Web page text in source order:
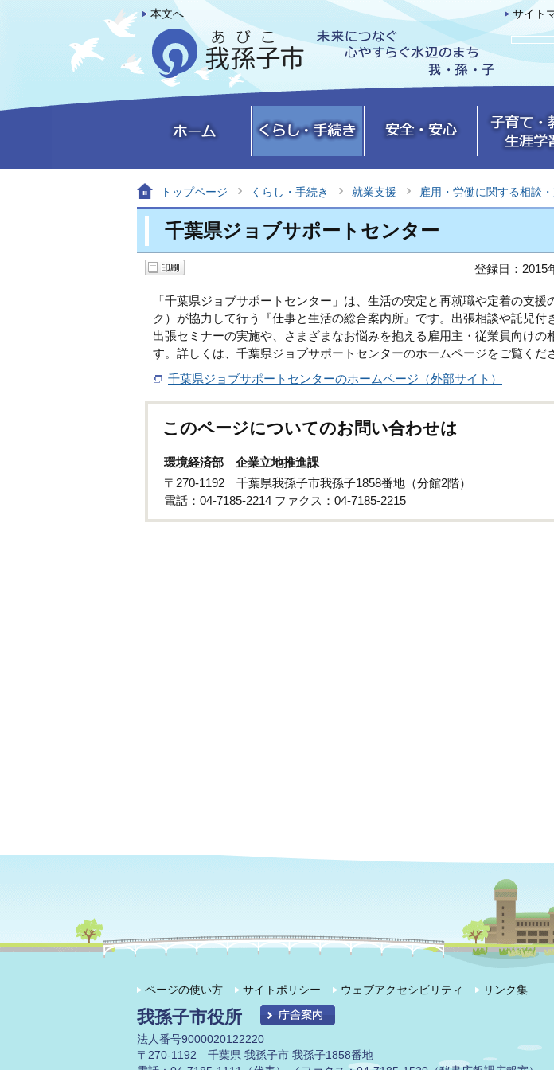
本文へ サイト
トップページ くらし・手続き 就業支援 雇用・労働に関する相談
千葉県ジョブサポートセンター
登録日：2015
「千葉県ジョブサポートセンター」は、生活の安定と再就職や定着の支
ク）が協力して行う『仕事と生活の総合案内所』です。出張相談や託児付
出張セミナーの実施や、さまざまなお悩みを抱える雇用主・従業員向けの
す。詳しくは、千葉県ジョブサポートセンターのホームページをご覧くだ
千葉県ジョブサポートセンターのホームページ（外部サイト）
このページについてのお問い合わせは
環境経済部 企業立地推進課
〒270-1192 千葉県我孫子市我孫子1858番地（分館2階）
電話：04-7185-2214 ファクス：04-7185-2215
ページの使い方 サイトポリシー ウェブアクセシビリティ リンク集
我孫子市役所
法人番号9000020122220
〒270-1192 千葉県 我孫子市 我孫子1858番地